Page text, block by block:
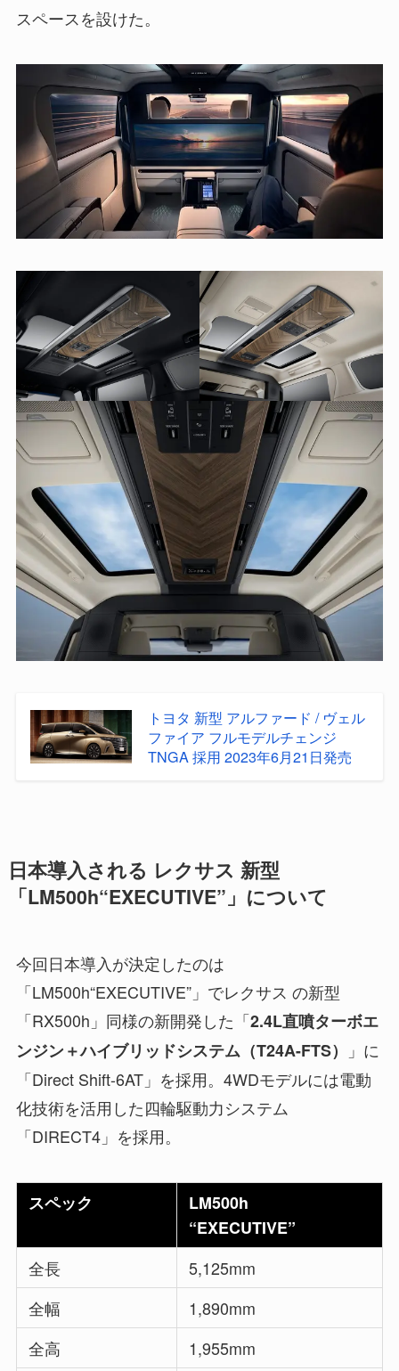
スペースを設けた。
トヨタ 新型 アルファード / ヴェル
ファイア フルモデルチェンジ
TNGA 採用 2023年6月21日発売
日本導入される レクサス 新型
「LM500h“EXECUTIVE”」について
今回日本導入が決定したのは
「LM500h“EXECUTIVE”」でレクサス の新型
「RX500h」同様の新開発した「2.4L直噴ターボエ
ンジン＋ハイブリッドシステム（T24A-FTS）
」に
「Direct Shift-6AT」を採用。4WDモデルには電動
化技術を活用した四輪駆動力システム
「DIRECT4」を採用。
スペック
LM500h
“EXECUTIVE”
全長
5,125mm
全幅
1,890mm
全高
1,955mm